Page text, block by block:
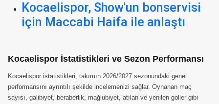
Kocaelispor, Show'un bonservisi
için Maccabi Haifa ile anlaştı
Kocaelispor İstatistikleri ve Sezon Performansı
Kocaelispor istatistikleri, takımın 2026/2027 sezonundaki genel
performansını ayrıntılı şekilde incelemenizi sağlar. Oynanan maç
sayısı, galibiyet, beraberlik, mağlubiyet, atılan ve yenilen goller gibi